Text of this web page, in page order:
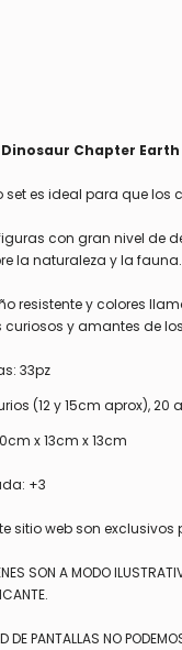
Chapter Earth
es ideal para que los
con gran nivel de
la naturaleza y la fauna.
resistente y colores
y amantes de
33pz
(12 y 15cm aprox),
x 13cm x 13cm
+3
sitio web son
SON A MODO
DE PANTALLAS NO